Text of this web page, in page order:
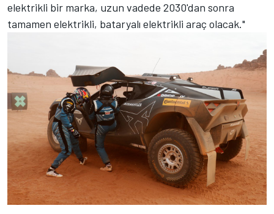
elektrikli bir marka, uzun vadede 2030'dan sonra
tamamen elektrikli, bataryalı elektrikli araç olacak."